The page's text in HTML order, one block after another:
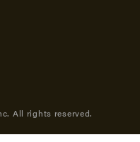
All rights reserved.